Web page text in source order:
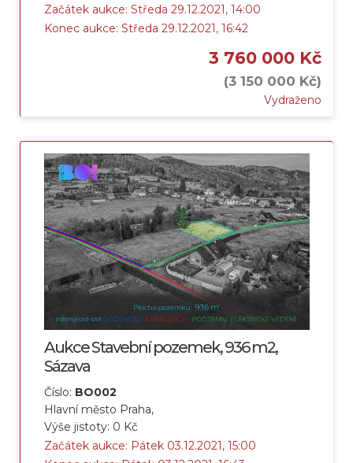
Začátek aukce: Středa 29.12.2021, 14:00
Konec aukce: Středa 29.12.2021, 16:42
3 760 000 Kč
(3 150 000 Kč)
Vydraženo
Aukce Stavební pozemek, 936 m2,
Sázava
Číslo: BO002
Hlavní město Praha,
Výše jistoty: 0 Kč
Začátek aukce: Pátek 03.12.2021, 15:00